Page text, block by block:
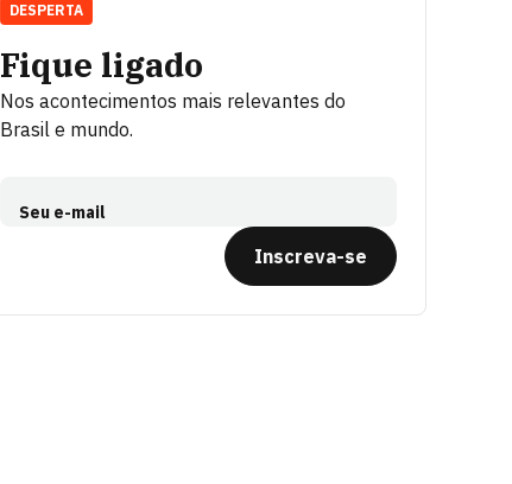
Fique ligado
Nos acontecimentos mais relevantes do
Brasil e mundo.
Seu e-mail
Inscreva-se
DESPERTA